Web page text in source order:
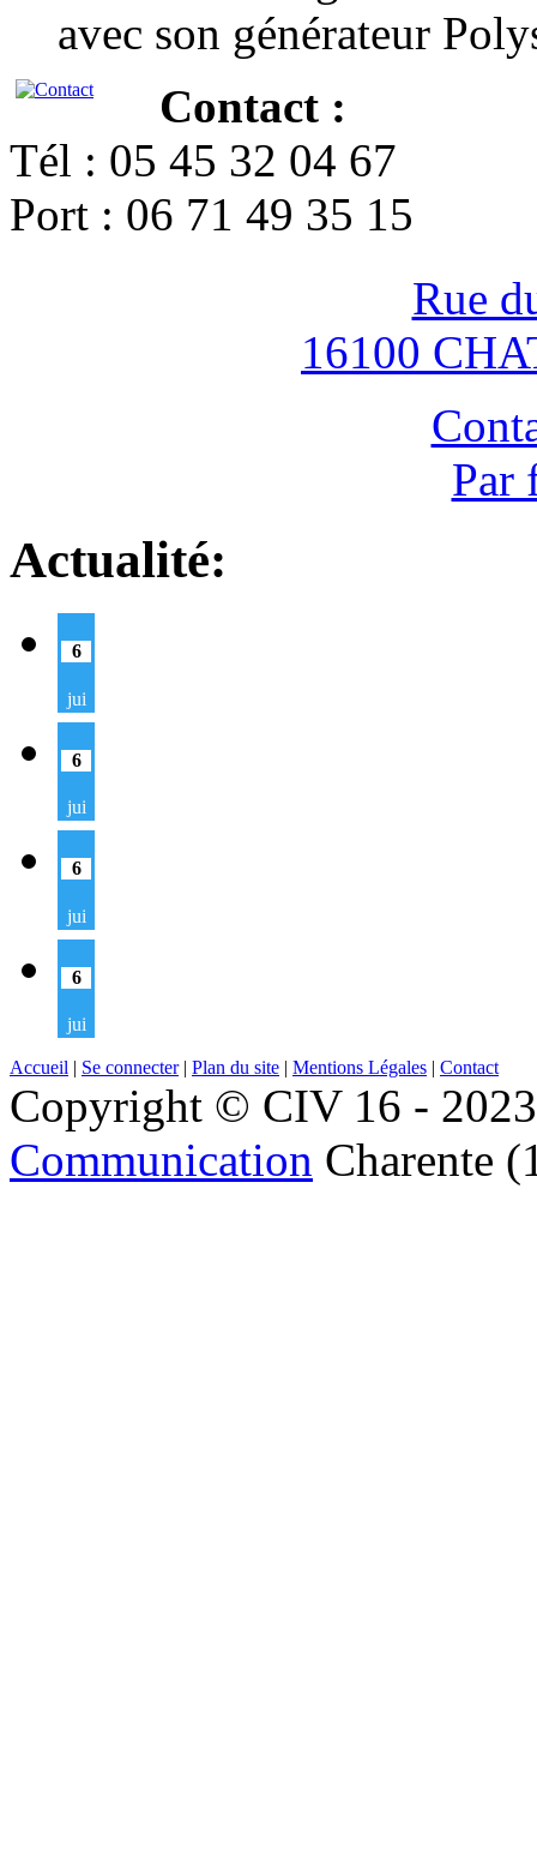
avec son générateur
Contact :
Tél : 05 45 32 04 67
Port : 06 71 49 35 15
Rue
16100
Par
Actualité:
6
jui
6
jui
6
jui
6
jui
Accueil | Se connecter| Plan du site | Mentions Légales | Contact
Copyright © CIV 16 -
Communication Charente